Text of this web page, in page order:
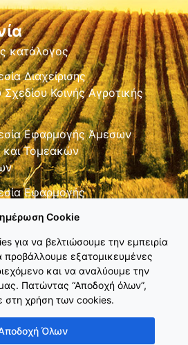
κατάλογος
Διαχείρισης
Σχεδίου Κοινής Αγροτικής
Εφαρμογής Άμεσων
Τομεακών
Εφαρμογής
ΚΑΠ
Cookie
για να βελτιώσουμε την εμπειρία
εξατομικευμένες
και να αναλύουμε την
Πατώντας “Αποδοχή όλων”,
στη χρήση των cookies.
Όλων